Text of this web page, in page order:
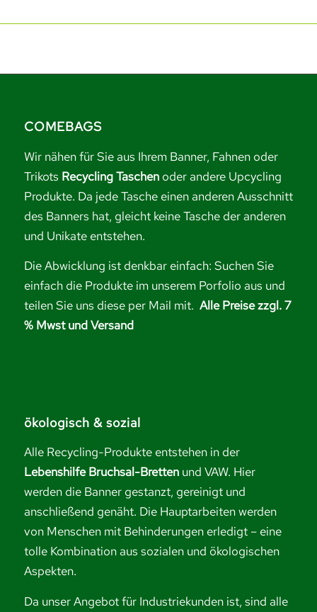
COMEBAGS
Wir nähen für Sie aus Ihrem Banner, Fahnen oder
Trikots Recycling Taschenoder andere Upcycling
Produkte. Da jede Tasche einen anderen Ausschnitt
des Banners hat, gleicht keine Tasche der anderen
und Unikate entstehen.
Die Abwicklung ist denkbar einfach: Suchen Sie
einfach die Produkte im unserem Porfolio aus und
teilen Sie uns diese per Mail mit. Alle Preise zzgl. 7
% Mwst und Versand
ökologisch & sozial
Alle Recycling-Produkte entstehen in der
Lebenshilfe Bruchsal-Bretten und VAW. Hier
werden die Banner gestanzt, gereinigt und
anschließend genäht. Die Hauptarbeiten werden
von Menschen mit Behinderungen erledigt – eine
tolle Kombination aus sozialen und ökologischen
Aspekten.
Da unser Angebot für Industriekunden ist, sind alle